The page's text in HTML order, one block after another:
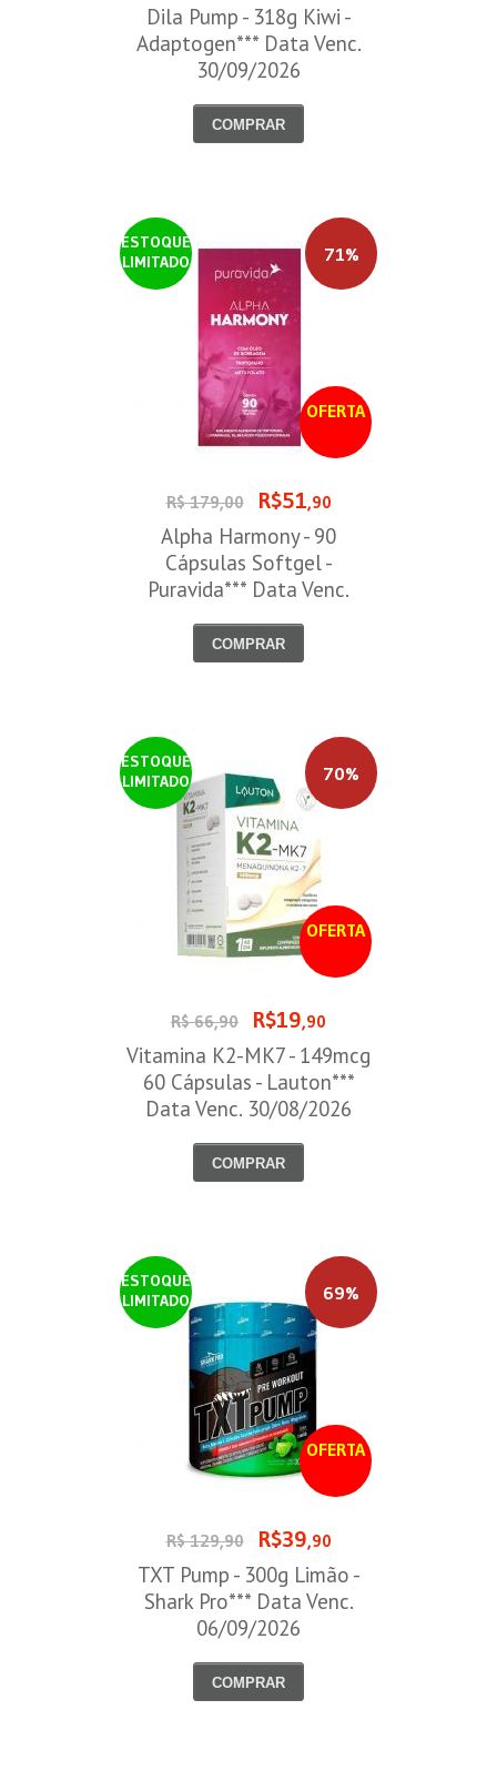
Dila Pump - 318g Kiwi -
Adaptogen*** Data Venc.
30/09/2026
COMPRAR
ESTOQUE
LIMITADO
OFERTA
71%
R$ 179,00 R$51,90
Alpha Harmony - 90
Cápsulas Softgel -
Puravida*** Data Venc.
COMPRAR
ESTOQUE
LIMITADO
OFERTA
70%
R$ 66,90 R$19,90
Vitamina K2-MK7 - 149mcg
60 Cápsulas - Lauton***
Data Venc. 30/08/2026
COMPRAR
ESTOQUE
LIMITADO
OFERTA
69%
R$ 129,90 R$39,90
TXT Pump - 300g Limão -
Shark Pro*** Data Venc.
06/09/2026
COMPRAR